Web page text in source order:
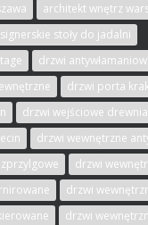
architekt wnętrz
stoły do jadalni
drzwi
drzwi porta
drzwi wejściowe
drzwi wewnętrzne
drzwi
drzwi
drzwi